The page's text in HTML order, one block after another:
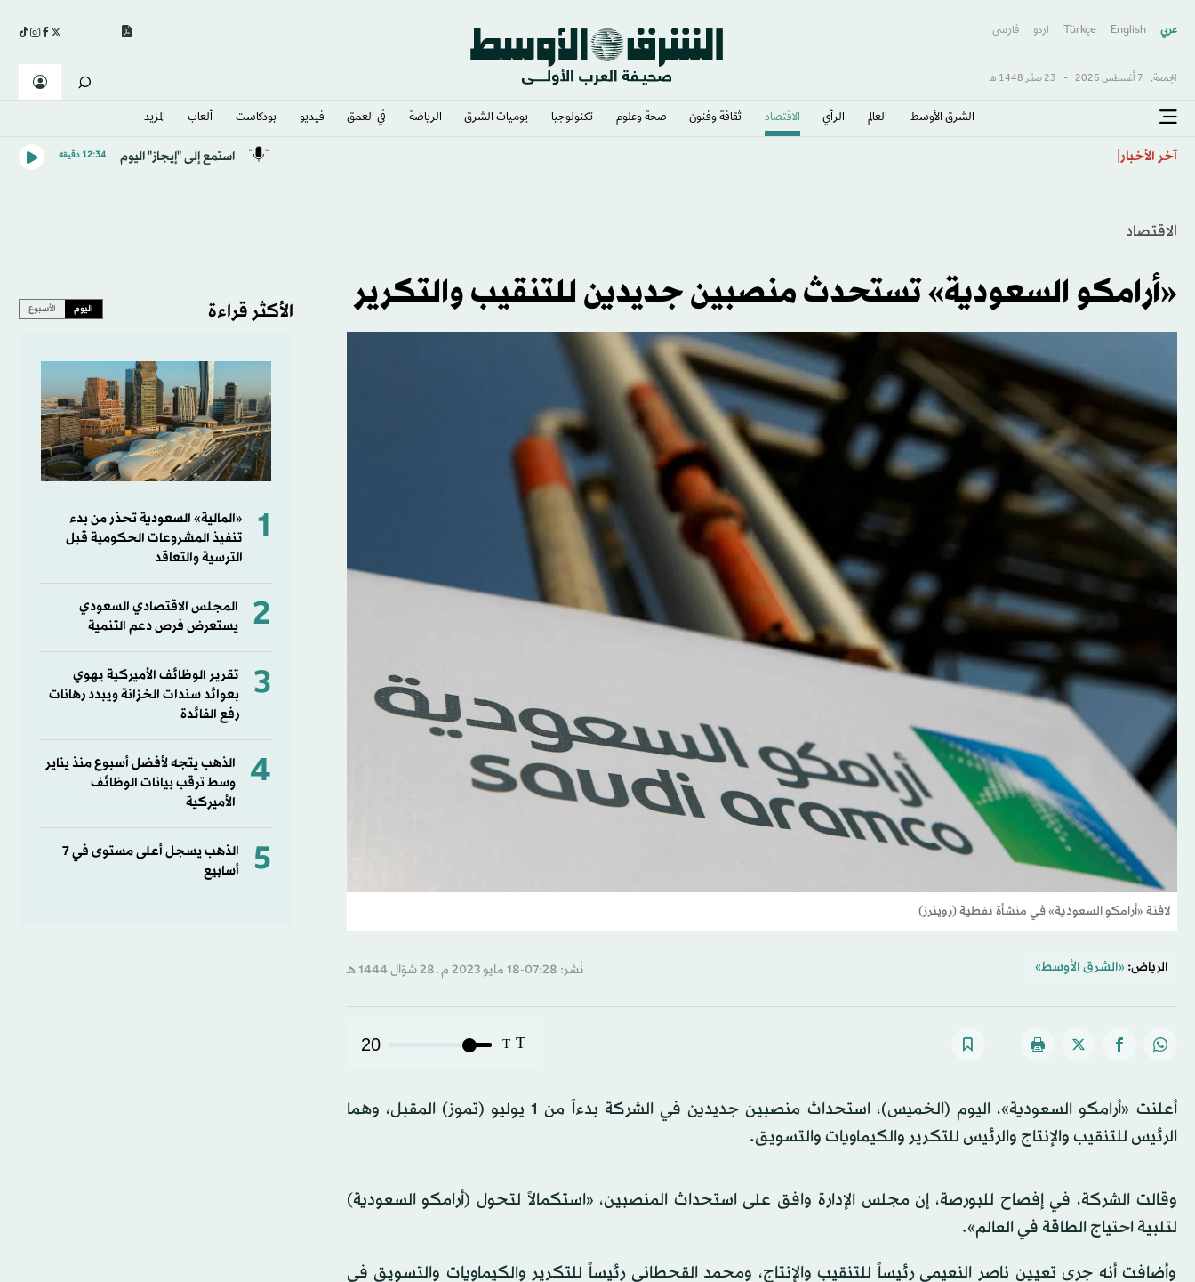
عربي English
Türkçe اردو فارسى
الجمعة, 7 أغسطس 2026 - 23 صفَر 1448 هـ
الشرق الأوسط​ العالم الرأي الاقتصاد ثقافة وفنون صحة وعلوم تكنولوجيا يوميات الشرق​ الرياضة في العمق فيديو بودكاست ألعاب المزيد
آخر الأخبار استمع إلى "إيجاز" اليوم 12:34 دقيقه
الاقتصاد
«أرامكو السعودية» تستحدث منصبين جديدين للتنقيب والتكرير
لافتة «أرامكو السعودية» في منشأة نفطية (رويترز)
الرياض: «الشرق الأوسط» نُشر: 07:28-18 مايو 2023 م ـ 28 شوّال 1444 هـ
T
T
20
أعلنت «أرامكو السعودية»، اليوم (الخميس)، استحداث منصبين جديدين في الشركة بدءاً من 1 يوليو (تموز) المقبل، وهما
الرئيس للتنقيب والإنتاج والرئيس للتكرير والكيماويات والتسويق.
وقالت الشركة، في إفصاح للبورصة، إن مجلس الإدارة وافق على استحداث المنصبين، «استكمالاً لتحول (أرامكو السعودية)
لتلبية احتياج الطاقة في العالم».
وأضافت أنه جرى تعيين ناصر النعيمي رئيساً للتنقيب والإنتاج، ومحمد القحطاني رئيساً للتكرير والكيماويات والتسويق في
الأكثر قراءة اليوم الأسبوع
1
«المالية» السعودية تحذر من بدء
تنفيذ المشروعات الحكومية قبل
الترسية والتعاقد
2
المجلس الاقتصادي السعودي
يستعرض فرص دعم التنمية
3
تقرير الوظائف الأميركية يهوي
بعوائد سندات الخزانة ويبدد رهانات
رفع الفائدة
4
الذهب يتجه لأفضل أسبوع منذ يناير
وسط ترقب بيانات الوظائف
الأميركية
5
الذهب يسجل أعلى مستوى في 7
أسابيع